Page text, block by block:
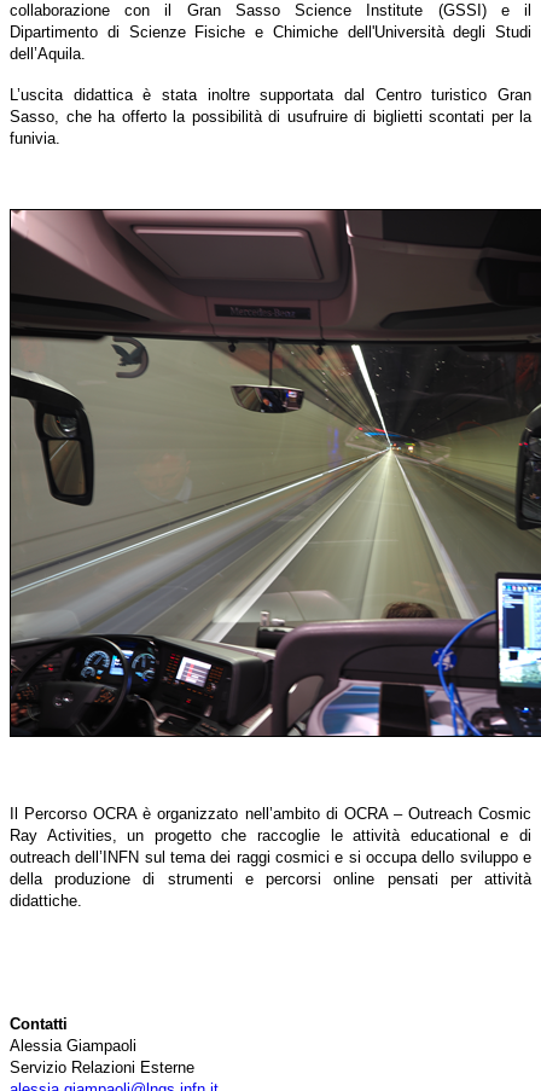
collaborazione con il Gran Sasso Science Institute (GSSI) e il
Dipartimento di Scienze Fisiche e Chimiche dell'Università degli Studi
dell’Aquila.
L’uscita didattica è stata inoltre supportata dal Centro turistico Gran
Sasso, che ha offerto la possibilità di usufruire di biglietti scontati per la
funivia.
Il Percorso OCRA è organizzato nell’ambito di OCRA – Outreach Cosmic
Ray Activities, un progetto che raccoglie le attività educational e di
outreach dell’INFN sul tema dei raggi cosmici e si occupa dello sviluppo e
della produzione di strumenti e percorsi online pensati per attività
didattiche.
Contatti
Alessia Giampaoli
Servizio Relazioni Esterne